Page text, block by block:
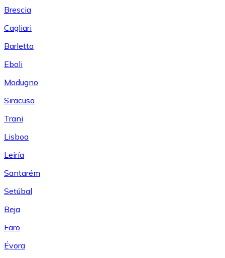
Brescia
Cagliari
Barletta
Eboli
Modugno
Siracusa
Trani
Lisboa
Leiría
Santarém
Setúbal
Beja
Faro
Évora